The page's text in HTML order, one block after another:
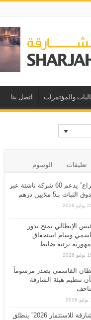
والمؤتمرات اتصل بنا
تعليقات الوسوم
“شراع” يدعم 60 شركة ناشئة عبر
الثبات بـ5 ملايين درهم
2026
الإيطالي يمنح بدور
وسام استحقاق
برتبة ضابط
2026
القاسمي يصدر مرسوماً
تنظيم هيئة الشارقة
“الشارقة للاستثمار 2026” ينطلق